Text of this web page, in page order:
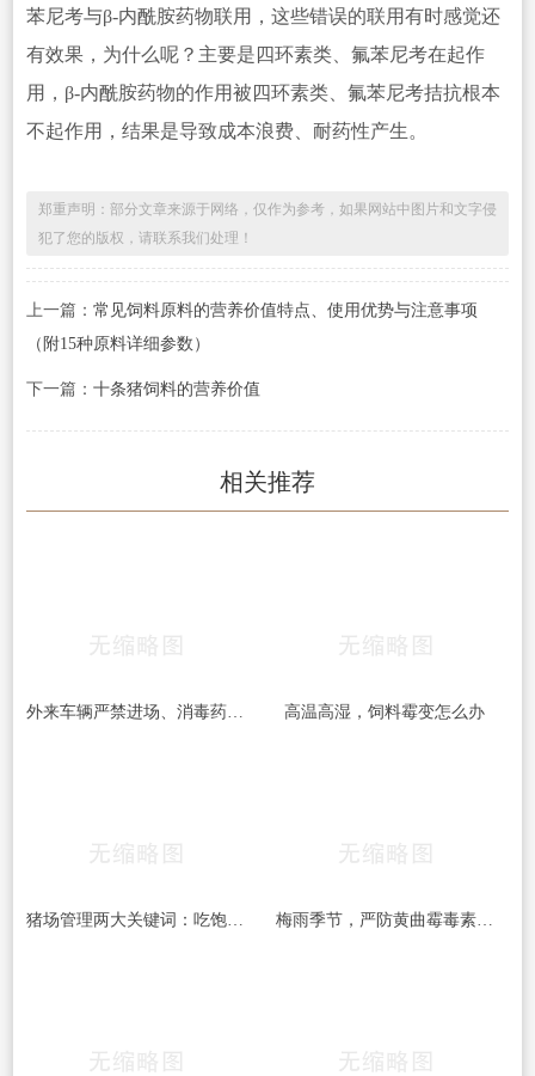
苯尼考与β-内酰胺药物联用，这些错误的联用有时感觉还
有效果，为什么呢？主要是四环素类、氟苯尼考在起作
用，β-内酰胺药物的作用被四环素类、氟苯尼考拮抗根本
不起作用，结果是导致成本浪费、耐药性产生。
郑重声明：部分文章来源于网络，仅作为参考，如果网站中图片和文字侵
犯了您的版权，请联系我们处理！
上一篇： 常见饲料原料的营养价值特点、使用优势与注意事项
（附15种原料详细参数）
下一篇： 十条猪饲料的营养价值
相关推荐
外来车辆严禁进场、消毒药品每周更换：中小猪场这些防疫红线，一条都不能破 高温高湿，饲料霉变怎么办
猪场管理两大关键词：吃饱和干燥，做到位了效益差不少 梅雨季节，严防黄曲霉毒素的危害！！！